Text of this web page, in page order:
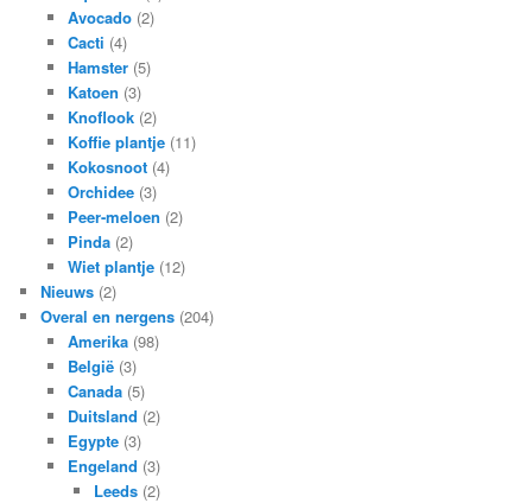
Avocado(2)
Cacti (4)
Hamster(5)
Katoen (3)
Knoflook(2)
Koffie plantje(11)
Kokosnoot(4)
Orchidee(3)
Peer-meloen (2)
Pinda(2)
Wiet plantje(12)
Nieuws (2)
Overal en nergens (204)
Amerika(98)
België(3)
Canada(5)
Duitsland (2)
Egypte(3)
Engeland (3)
Leeds (2)